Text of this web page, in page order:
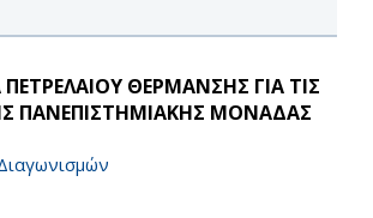
ΘΕΡΜΑΝΣΗΣ ΓΙΑ ΤΙΣ
ΠΑΝΕΠΙΣΤΗΜΙΑΚΗΣ ΜΟΝΑΔΑΣ